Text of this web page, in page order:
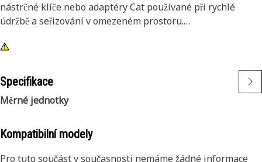
nástrčné klíče nebo adaptéry Cat používané při rychlé
údržbě a seřizování v omezeném prostoru.
Atributy:
• Prodloužená délka
• Čtyřhranný nástavec 3/8"
• Černá oxidační povrchová úprava
Specifikace
Měrné jednotky
Kompatibilní modely
Pro tuto součást v současnosti nemáme žádné informace